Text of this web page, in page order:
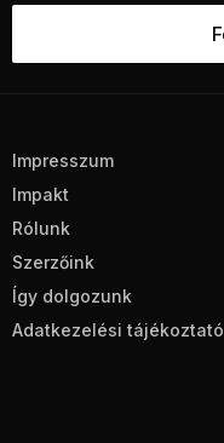
Impresszum
Impakt
Rólunk
Szerzőink
Így dolgozunk
Adatkezelési tájékoztató